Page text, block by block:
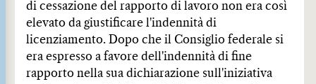
di cessazione del rapporto di lavoro non era così
elevato da giustificare l'indennità di
licenziamento. Dopo che il Consiglio federale si
era espresso a favore dell'indennità di fine
rapporto nella sua dichiarazione sull'iniziativa